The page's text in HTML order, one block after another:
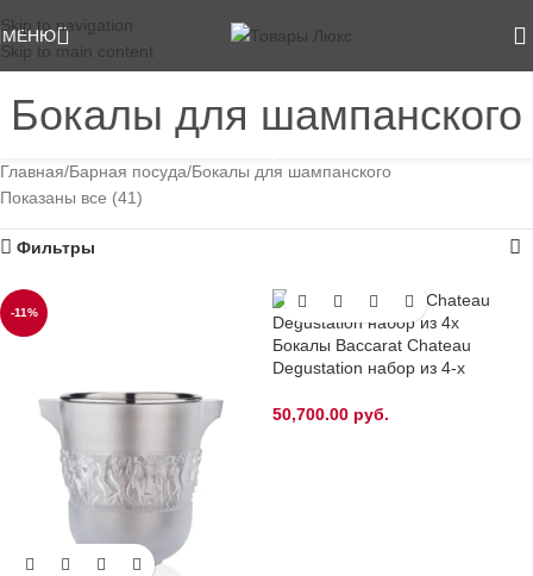
Skip to navigation
Skip to main content
МЕНЮ
Бокалы для шампанского
Главная Барная посуда Бокалы для шампанского
Показаны все (41)
Фильтры
-11%
Бокалы Baccarat Chateau
Degustation набор из 4-х
50,700.00 руб.